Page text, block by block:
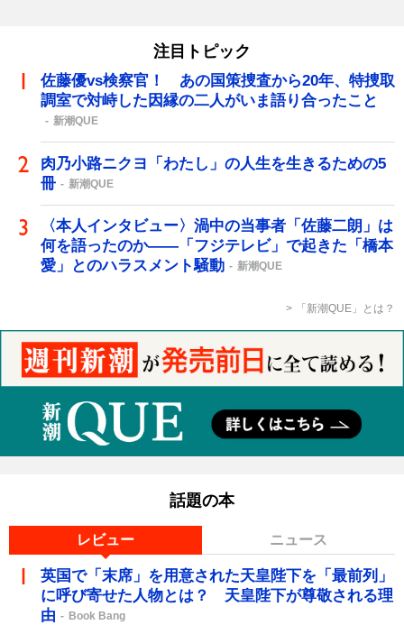
注目トピック
佐藤優vs検察官！ あの国策捜査から20年、特捜取
調室で対峙した因縁の二人がいま語り合ったこと
新潮QUE
肉乃小路ニクヨ「わたし」の人生を生きるための5
冊
新潮QUE
〈本人インタビュー〉渦中の当事者「佐藤二朗」は
何を語ったのか――「フジテレビ」で起きた「橋本
愛」とのハラスメント騒動
新潮QUE
「新潮QUE」とは？
話題の本
レビュー ニュース
英国で「末席」を用意された天皇陛下を「最前列」
に呼び寄せた人物とは？ 天皇陛下が尊敬される理
由
Book Bang